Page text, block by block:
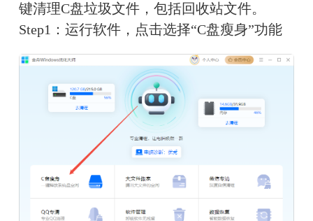
键清理C盘垃圾文件，包括回收站文件。
Step1：运行软件，点击选择“C盘瘦身”功能